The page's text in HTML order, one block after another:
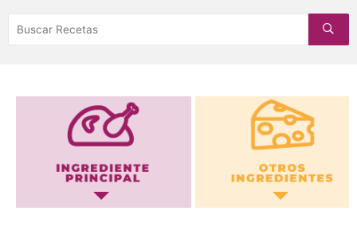
Otros Ingredientes